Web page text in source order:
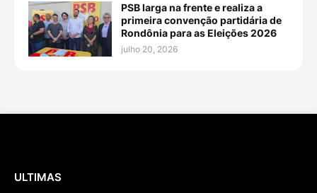
PSB larga na frente e realiza a
primeira convenção partidária de
Rondônia para as Eleições 2026
julho 20, 2026
ULTIMAS